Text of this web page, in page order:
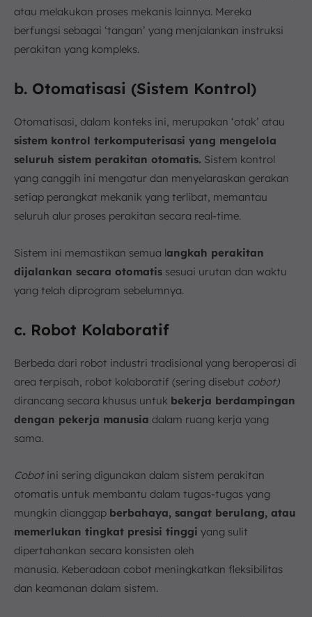
atau melakukan proses mekanis lainnya. Mereka
berfungsi sebagai ‘tangan’ yang menjalankan instruksi
perakitan yang kompleks.
b. Otomatisasi (Sistem Kontrol)
Otomatisasi, dalam konteks ini, merupakan ‘otak’ atau
sistem kontrol terkomputerisasi yang mengelola
seluruh sistem perakitan otomatis. Sistem kontrol
yang canggih ini mengatur dan menyelaraskan gerakan
setiap perangkat mekanik yang terlibat, memantau
seluruh alur proses perakitan secara real-time.
Sistem ini memastikan semua langkah perakitan
dijalankan secara otomatis sesuai urutan dan waktu
yang telah diprogram sebelumnya.
c. Robot Kolaboratif
Berbeda dari robot industri tradisional yang beroperasi di
area terpisah, robot kolaboratif (sering disebut cobot)
dirancang secara khusus untuk bekerja berdampingan
dengan pekerja manusia dalam ruang kerja yang
sama.
Cobotini sering digunakan dalam sistem perakitan
otomatis untuk membantu dalam tugas-tugas yang
mungkin dianggap berbahaya, sangat berulang, atau
memerlukan tingkat presisi tinggi yang sulit
dipertahankan secara konsisten oleh
manusia. Keberadaan cobot meningkatkan fleksibilitas
dan keamanan dalam sistem.